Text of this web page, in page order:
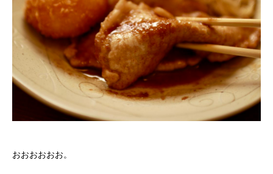
おおおおおお。